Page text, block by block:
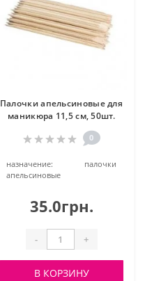
Палочки апельсиновые для
маникюра 11,5 см, 50шт.
0
назначение:
палочки
апельсиновые
35.0грн.
- +
В КОРЗИНУ